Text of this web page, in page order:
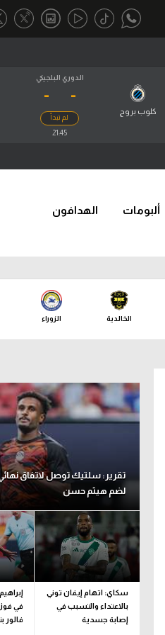
Gamers
تحقيق في الجول
كويز في الجول
فيديو في الجول
الدوري البلجيكي
-
كلوب بروج
-
لم تبدأ
21:45
ألبومات الهدافون
الخالدية الزوراء
تقرير: سلتيك توصل لاتفاق
لضم هيثم حسن
سكاي: اتهام إيفان توني
بالاعتداء والتسبب في
إصابة جسدية
في
فالور